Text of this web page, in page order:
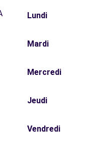
Lundi
Mardi
Mercredi
Jeudi
Vendredi